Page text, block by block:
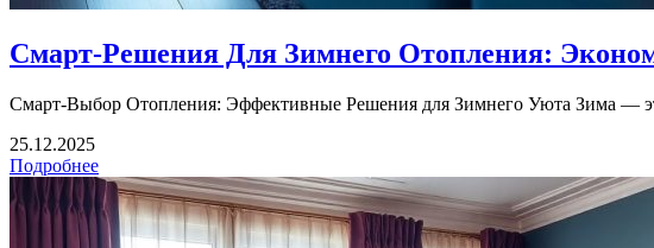
Смарт-Решения Для Зимнего Отопления:
Смарт-Выбор Отопления: Эффективные Решения для Зимнего Уюта Зима —
25.12.2025
Подробнее